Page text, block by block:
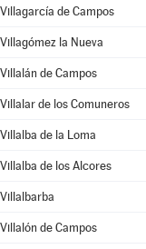
Villagarcía de Campos
Villagómez la Nueva
Villalán de Campos
Villalar de los Comuneros
Villalba de la Loma
Villalba de los Alcores
Villalbarba
Villalón de Campos